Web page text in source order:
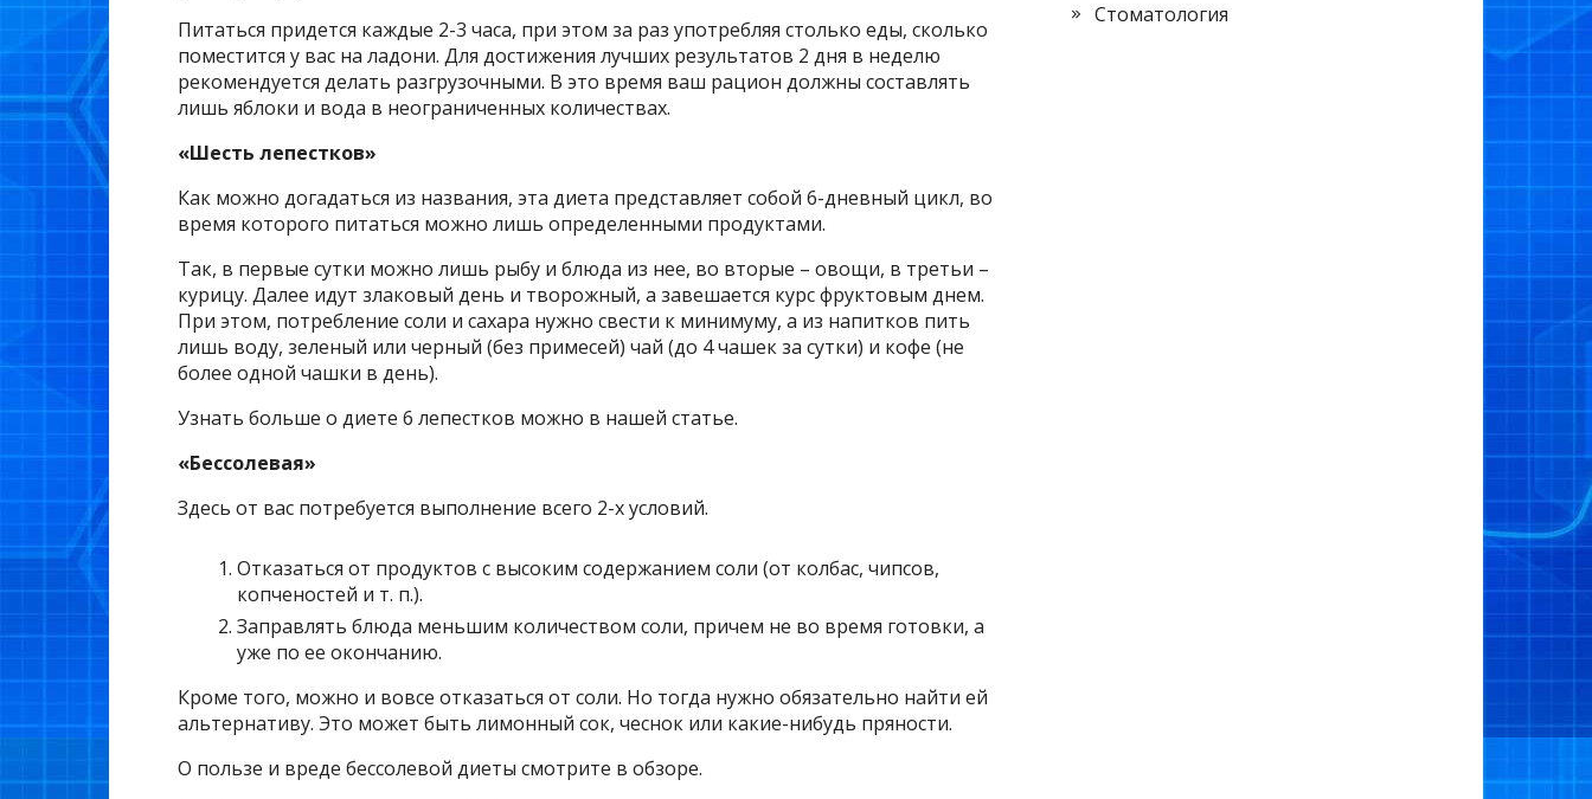
Питаться придется каждые 2-3 часа, при этом за раз употребляя столько еды, сколько
поместится у вас на ладони. Для достижения лучших результатов 2 дня в неделю
рекомендуется делать разгрузочными. В это время ваш рацион должны составлять
лишь яблоки и вода в неограниченных количествах.
«Шесть лепестков»
Как можно догадаться из названия, эта диета представляет собой 6-дневный цикл, во
время которого питаться можно лишь определенными продуктами.
Так, в первые сутки можно лишь рыбу и блюда из нее, во вторые – овощи, в третьи –
курицу. Далее идут злаковый день и творожный, а завешается курс фруктовым днем.
При этом, потребление соли и сахара нужно свести к минимуму, а из напитков пить
лишь воду, зеленый или черный (без примесей) чай (до 4 чашек за сутки) и кофе (не
более одной чашки в день).
Узнать больше о диете 6 лепестков можно в нашей статье.
«Бессолевая»
Здесь от вас потребуется выполнение всего 2-х условий.
Отказаться от продуктов с высоким содержанием соли (от колбас, чипсов,
копченостей и т. п.).
Заправлять блюда меньшим количеством соли, причем не во время готовки, а
уже по ее окончанию.
Кроме того, можно и вовсе отказаться от соли. Но тогда нужно обязательно найти ей
альтернативу. Это может быть лимонный сок, чеснок или какие-нибудь пряности.
О пользе и вреде бессолевой диеты смотрите в обзоре.
Стоматология